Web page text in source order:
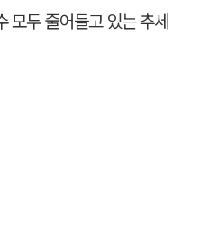
두 줄어들고 있는 추세